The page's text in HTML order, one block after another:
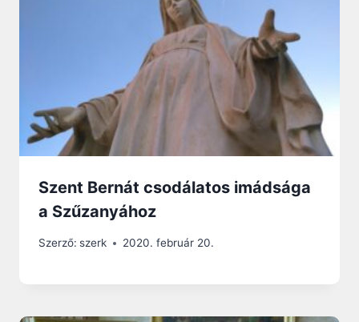
Szent Bernát csodálatos imádsága
a Szűzanyához
Szerző: szerk 2020. február 20.